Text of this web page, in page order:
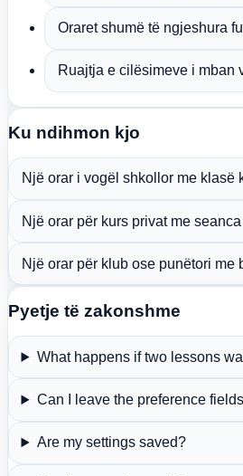
Oraret shumë të ngjeshura
Ruajtja e cilësimeve i mban
Ku ndihmon kjo
Një orar i vogël shkollor me klasë
Një orar për kurs privat me
Një orar për klub ose punëtori me
Pyetje të zakonshme
What happens if two lessons
Can I leave the preference
Are my settings saved?